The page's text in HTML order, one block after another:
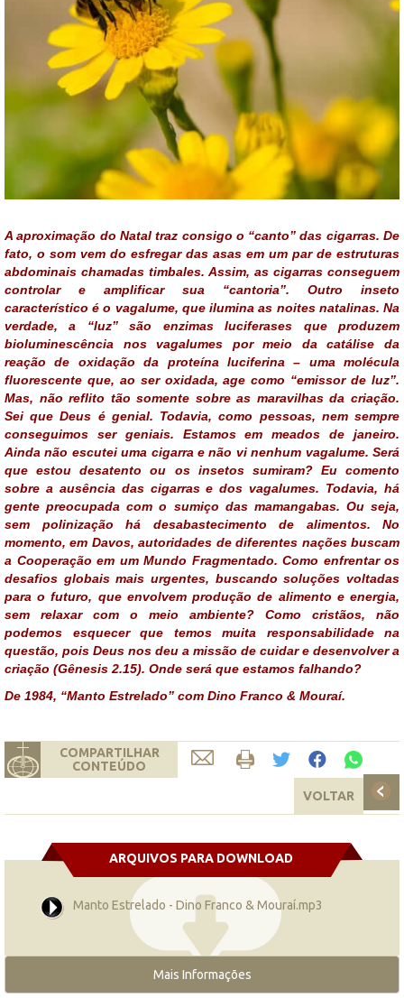
A aproximação do Natal traz consigo o “canto” das cigarras. De
fato, o som vem do esfregar das asas em um par de estruturas
abdominais chamadas timbales. Assim, as cigarras conseguem
controlar e amplificar sua “cantoria”. Outro inseto
característico é o vagalume, que ilumina as noites natalinas. Na
verdade, a “luz” são enzimas luciferases que produzem
bioluminescência nos vagalumes por meio da catálise da
reação de oxidação da proteína luciferina – uma molécula
fluorescente que, ao ser oxidada, age como “emissor de luz”.
Mas, não reflito tão somente sobre as maravilhas da criação.
Sei que Deus é genial. Todavia, como pessoas, nem sempre
conseguimos ser geniais. Estamos em meados de janeiro.
Ainda não escutei uma cigarra e não vi nenhum vagalume. Será
que estou desatento ou os insetos sumiram? Eu comento
sobre a ausência das cigarras e dos vagalumes. Todavia, há
gente preocupada com o sumiço das mamangabas. Ou seja,
sem polinização há desabastecimento de alimentos. No
momento, em Davos, autoridades de diferentes nações buscam
a Cooperação em um Mundo Fragmentado. Como enfrentar os
desafios globais mais urgentes, buscando soluções voltadas
para o futuro, que envolvem produção de alimento e energia,
sem relaxar com o meio ambiente? Como cristãos, não
podemos esquecer que temos muita responsabilidade na
questão, pois Deus nos deu a missão de cuidar e desenvolver a
criação (Gênesis 2.15). Onde será que estamos falhando?
De 1984, “Manto Estrelado” com Dino Franco & Mouraí.
COMPARTILHAR
CONTEÚDO
VOLTAR
ARQUIVOS PARA DOWNLOAD
Manto Estrelado - Dino Franco & Mouraí.mp3
Mais Informações